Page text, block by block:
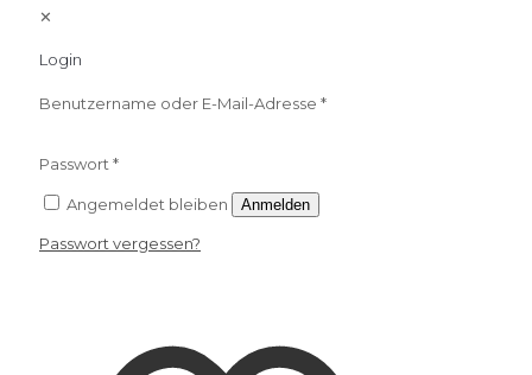
✕
Login
Benutzername oder E-Mail-Adresse *
Passwort *
Angemeldet bleiben Anmelden
Passwort vergessen?